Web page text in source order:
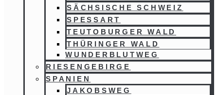
SÄCHSISCHE SCHWEIZ
SPESSART
TEUTOBURGER WALD
THÜRINGER WALD
WUNDERBLUTWEG
RIESENGEBIRGE
SPANIEN
JAKOBSWEG